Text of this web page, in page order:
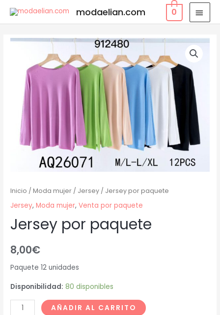
modaelian.com 0
Inicio /Moda mujer / Jersey / Jersey por paquete
Jersey,Moda mujer,Venta por paquete
Jersey por paquete
8,00€
Paquete 12 unidades
Disponibilidad: 80 disponibles
AÑADIR AL CARRITO